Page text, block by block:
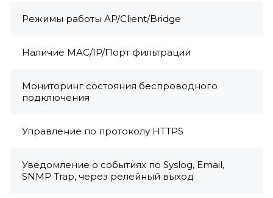
Режимы работы AP/Client/Bridge
Наличие MAC/IP/Порт фильтрации
Мониторинг состояния беспроводного
подключения
Управление по протоколу HTTPS
Уведомление о событиях по Syslog, Email,
SNMP Trap, через релейный выход